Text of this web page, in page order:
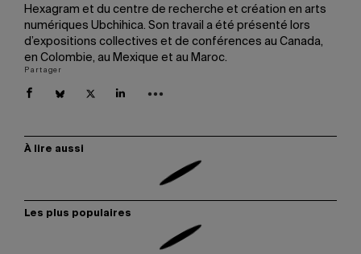
Hexagram et du centre de recherche et création en arts
numériques Ubchihica. Son travail a été présenté lors
d’expositions collectives et de conférences au Canada,
en Colombie, au Mexique et au Maroc.
Partager
À lire aussi
Les plus populaires